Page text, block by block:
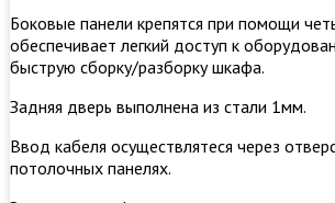
​Боковые панели крепятся при помощи
обеспечивает легкий доступ к
быструю сборку/разборку шкафа.
Задняя дверь выполнена из стали 1мм.
Ввод кабеля осуществлятеся через
потолочных панелях.